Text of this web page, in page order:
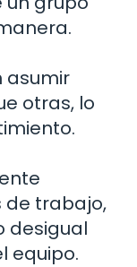
asumir
otras, lo
de trabajo,
desigual
equipo.